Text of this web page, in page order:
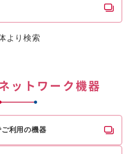
より検索
ットワーク機器
利用の機器